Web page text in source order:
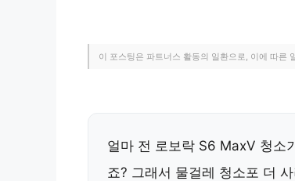
이 포스팅은 파트너스 활동의 일환으로, 이에 따른
얼마 전 로보락 S6 MaxV 청소
죠? 그래서 물걸레 청소포 더